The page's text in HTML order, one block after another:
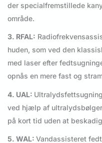
der specialfremstillede
område.
3. RFAL:
huden, som ved den
med laser efter
opnås en mere fast og
4. UAL:
ved hjælp af
på kort tid uden at
5. WAL: Vandassisteret